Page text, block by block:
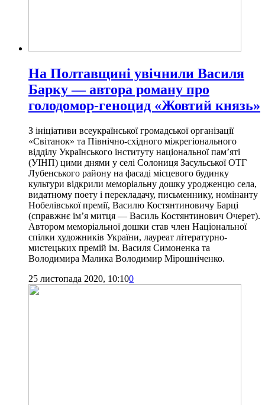
На Полтавщині увічнили Василя
Барку — автора роману про
голодомор-геноцид «Жовтий князь»
З ініціативи всеукраїнської громадської організації
«Світанок» та Північно-східного міжрегіонального
відділу Українського інституту національної пам’яті
(УІНП) цими днями у селі Солониця Засульської ОТГ
Лубенського району на фасаді місцевого будинку
культури відкрили меморіальну дошку уродженцю села,
видатному поету і перекладачу, письменнику, номінанту
Нобелівської премії, Василю Костянтиновичу Барці
(справжнє ім’я митця — Василь Костянтинович Очерет).
Автором меморіальної дошки став член Національної
спілки художників України, лауреат літературно-
мистецьких премій ім. Василя Симоненка та
Володимира Малика Володимир Мірошніченко.
25 листопада 2020, 10:100